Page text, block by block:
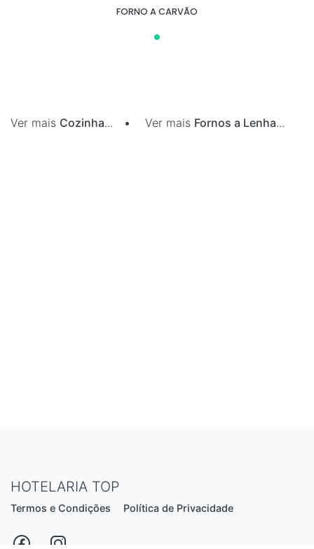
FORNO A CARVÃO
Ver mais Cozinha... • Ver mais Fornos a Lenha...
HOTELARIA TOP
Termos e Condições Política de Privacidade